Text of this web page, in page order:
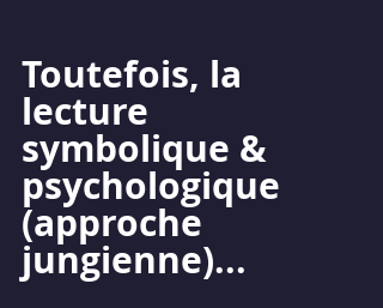
Toutefois, la
lecture
symbolique &
psychologique
(approche
jungienne)...